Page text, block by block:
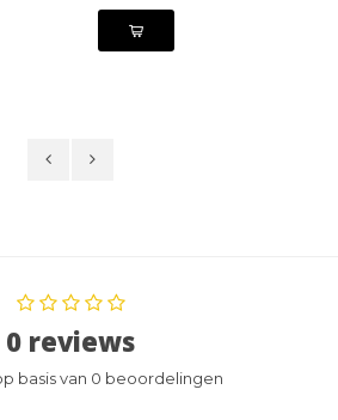
0 reviews
basis van 0 beoordelingen